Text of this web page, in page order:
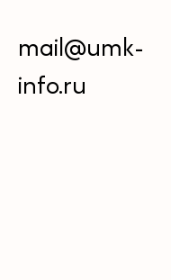
mail@umk-
info.ru